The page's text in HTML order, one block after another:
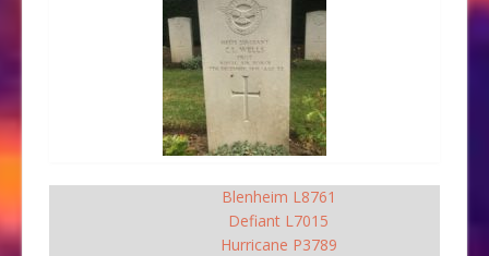
Blenheim L8761
Defiant L7015
Hurricane P3789